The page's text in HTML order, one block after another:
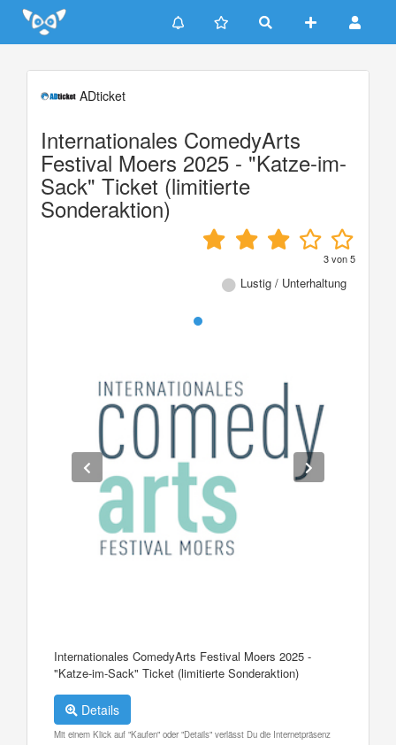
Update cookies preferences
ADticket
Internationales ComedyArts
Festival Moers 2025 - "Katze-im-
Sack" Ticket (limitierte
Sonderaktion)
3von5
Lustig / Unterhaltung
Internationales ComedyArts Festival Moers 2025 -
"Katze-im-Sack" Ticket (limitierte Sonderaktion)
Details
Mit einem Klick auf "Kaufen" oder "Details" verlässt Du die Internetpräsenz